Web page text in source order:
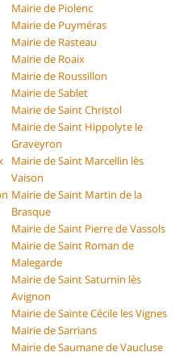
Mairie de Piolenc
Mairie de Puyméras
Mairie de Rasteau
Mairie de Roaix
Mairie de Roussillon
Mairie de Sablet
Mairie de Saint Christol
Mairie de Saint Hippolyte le
Graveyron
Mairie de Saint Marcellin lès
Vaison
Mairie de Saint Martin de la
Brasque
Mairie de Saint Pierre de Vassols
Mairie de Saint Roman de
Malegarde
Mairie de Saint Saturnin lès
Avignon
Mairie de Sainte Cécile les Vignes
Mairie de Sarrians
Mairie de Saumane de Vaucluse